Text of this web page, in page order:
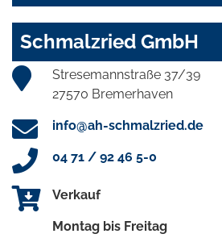
Schmalzried GmbH
Stresemannstraße 37/39
27570 Bremerhaven
info@ah-schmalzried.de
04 71 / 92 46 5-0
Verkauf
Montag bis Freitag